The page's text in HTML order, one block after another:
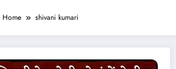
Home shivani kumari